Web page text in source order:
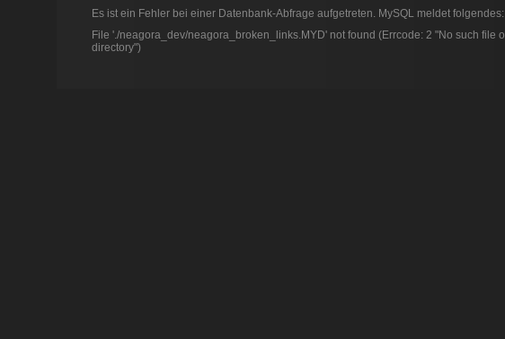
Es ist ein Fehler bei einer Datenbank-Abfrage aufgetreten. MySQL meldet folgendes:
File './neagora_dev/neagora_broken_links.MYD' not found (Errcode: 2 "No such file
directory")